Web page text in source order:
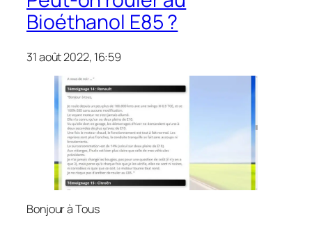
Bioéthanol E85 ?
31 août 2022, 16:59
Bonjour à Tous